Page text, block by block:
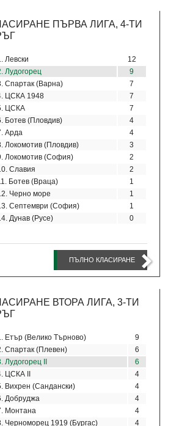
ПЪРВА ЛИГА, 4-ТИ
Левски
12
Лудогорец
9
Спартак (Варна)
7
ЦСКА 1948
7
ЦСКА
7
Ботев (Пловдив)
4
Арда
4
Локомотив (Пловдив)
3
Локомотив (София)
2
Славия
2
Ботев (Враца)
1
Черно море
1
Септември (София)
1
Дунав (Русе)
0
ПЪЛНО КЛАСИРАНЕ
ВТОРА ЛИГА, 3-ТИ
Етър (Велико Търново)
9
Спартак (Плевен)
6
Лудогорец II
6
ЦСКА II
4
Вихрен (Сандански)
4
Добруджа
4
Монтана
4
Черноморец 1919 (Бургас)
4